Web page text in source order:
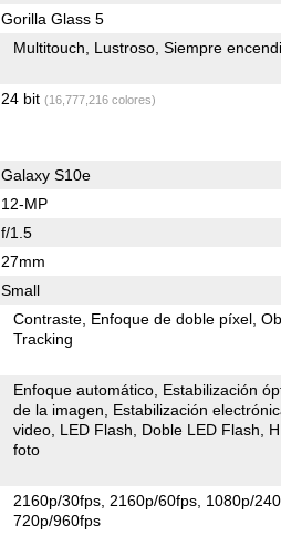
Gorilla Glass 5
Multitouch Lustroso Siempre
24 bit (16,777,216 colores)
Galaxy S10e
12-MP
f/1.5
27mm
Small
Contraste Enfoque de doble píxel
Tracking
Enfoque automático Estabilización
de la imagen
Estabilización
video LED Flash Doble LED Flash
foto
2160p/30fps 2160p/60fps 1080p/
720p/960fps